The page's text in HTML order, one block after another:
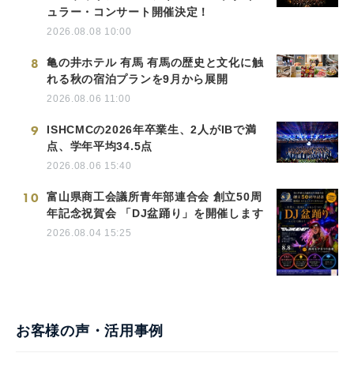
ュラー・コンサート開催決定！
2026.08.08 10:00
8
亀の井ホテル 有馬 有馬の歴史と文化に触
れる秋の宿泊プランを9月から展開
2026.08.06 11:00
9
ISHCMCの2026年卒業生、2人がIBで満
点、学年平均34.5点
2026.08.06 15:40
10
富山県商工会議所青年部連合会 創立50周
年記念祝賀会 「DJ盆踊り」を開催します
2026.08.04 15:25
お客様の声・活用事例